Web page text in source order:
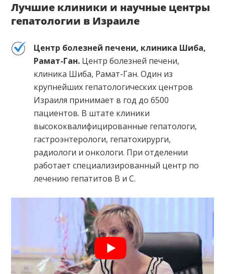
Лучшие клиники и научные центры
гепатологии в Израиле
Центр болезней печени, клиника Шиба,
Рамат-Ган. Центр болезней печени,
клиника Шиба, Рамат-Ган. Один из
крупнейших гепатологических центров
Израиля принимает в год до 6500
пациентов. В штате клиники
высококвалифицированные гепатологи,
гастроэнтерологи, гепатохирурги,
радиологи и онкологи. При отделении
работает специализированный центр по
лечению гепатитов В и С.